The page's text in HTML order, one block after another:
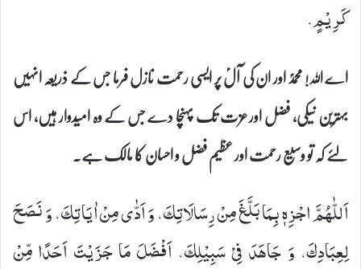
كَرِیْمٍ.
اے اللہ! محمدؐ اور ان کی آلؑ پر ایسی رحمت نازل فرما جس کے ذریعہ انہیں
بہترین نیکی، فضل اور عزت تک پہنچا دے جس کے وہ امیدوار ہیں، اس
لئے کہ تو وسیع رحمت اور عظیم فضل و احسان کا مالک ہے۔
اَللّٰهُمَّ اجْزِهٖ بِمَا بَلَّغَ مِنْ رِسَالَاتِكَ، وَ اَدّٰى مِنْ اٰیَاتِكَ، وَ نَصَحَ
لِعِبَادِكَ، وَ جَاهَدَ فِیْ سَبِیْلِكَ، اَفْضَلَ مَا جَزَیْتَ اَحَدًا مِّنْ